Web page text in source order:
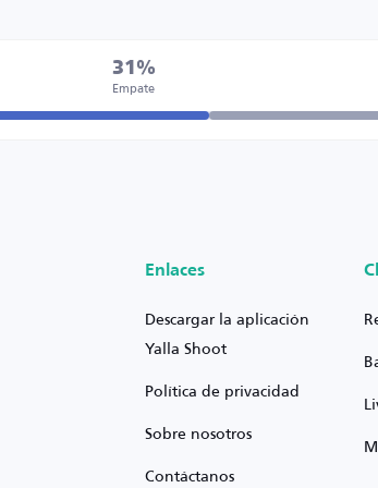
31%
Empate
Enlaces
Descargar la aplicación
Yalla Shoot
Política de privacidad
Sobre nosotros
Contáctanos